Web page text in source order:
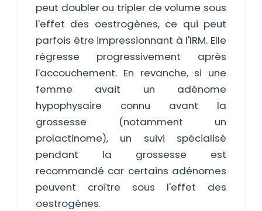
peut doubler ou tripler de volume sous
l'effet des oestrogènes, ce qui peut
parfois être impressionnant à l'IRM. Elle
régresse progressivement après
l'accouchement. En revanche, si une
femme avait un adénome
hypophysaire connu avant la
grossesse (notamment un
prolactinome), un suivi spécialisé
pendant la grossesse est
recommandé car certains adénomes
peuvent croître sous l'effet des
oestrogènes.